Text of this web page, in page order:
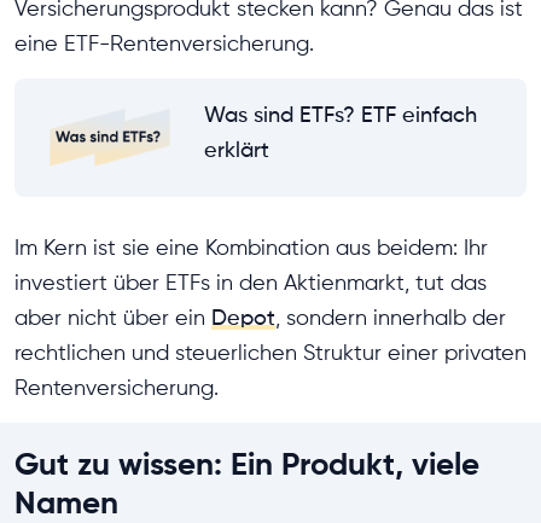
Versicherungsprodukt stecken kann? Genau das ist
eine ETF-Rentenversicherung.
Was sind ETFs? ETF einfach
erklärt
Im Kern ist sie eine Kombination aus beidem: Ihr
investiert über ETFs in den Aktienmarkt, tut das
aber nicht über ein Depot, sondern innerhalb der
rechtlichen und steuerlichen Struktur einer privaten
Rentenversicherung.
Gut zu wissen: Ein Produkt, viele
Namen